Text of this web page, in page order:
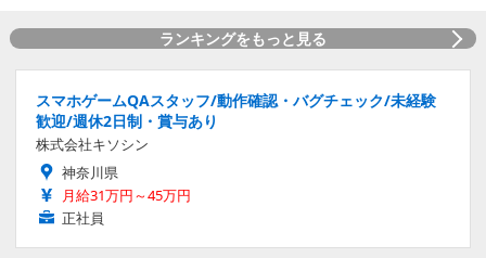
ランキングをもっと見る
スマホゲームQAスタッフ/動作確認・バグチェック/未経験
歓迎/週休2日制・賞与あり
株式会社キソシン
神奈川県
月給31万円～45万円
正社員